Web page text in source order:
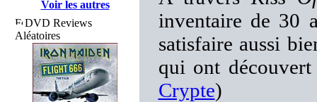
Voir les autres
DVD Reviews
Aléatoires
inventaire de 30
satisfaire aussi
qui ont
Crypte)